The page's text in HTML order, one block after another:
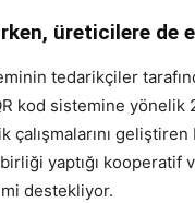
üreticilere de
tedarikçiler
kod sistemine yönelik
çalışmalarını
yaptığı
destekliyor.